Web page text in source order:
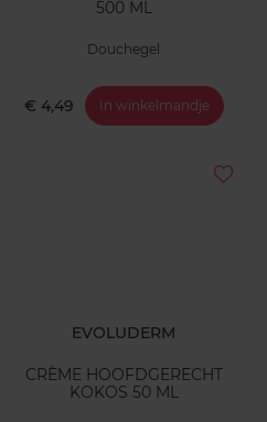
500 ML
Douchegel
€ 4,49 In winkelmandje
EVOLUDERM
CRÈME HOOFDGERECHT
KOKOS 50 ML